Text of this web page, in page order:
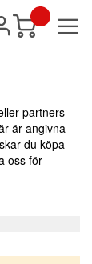
Min kundvagn
partners
är angivna
du köpa
oss för